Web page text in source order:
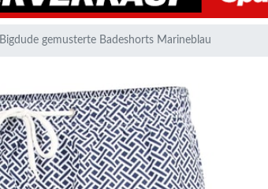
Bigdude gemusterte Badeshorts Marineblau